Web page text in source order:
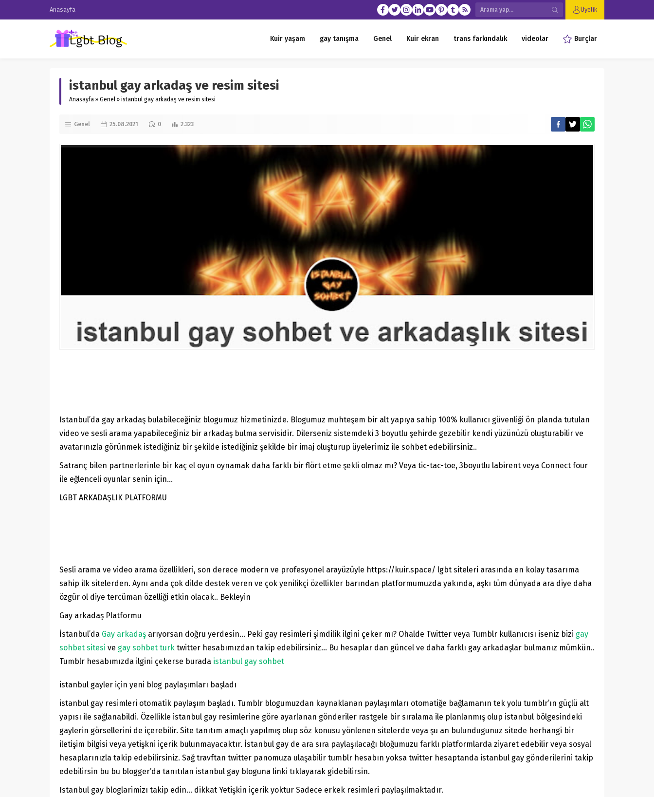
Anasayfa Üyelik
Kuir yaşam gay tanışma Genel Kuir ekran trans farkındalık videolar Burçlar
istanbul gay arkadaş ve resim sitesi
Anasayfa » Genel » istanbul gay arkadaş ve resim sitesi
Genel 25.08.2021 0 2.323
Istanbul’da gay arkadaş bulabileceğiniz blogumuz hizmetinizde. Blogumuz muhteşem bir alt yapıya sahip 100% kullanıcı güvenliği ön planda tutulan
video ve sesli arama yapabileceğiniz bir arkadaş bulma servisidir. Dilerseniz sistemdeki 3 boyutlu şehirde gezebilir kendi yüzünüzü oluşturabilir ve
avatarınızla görünmek istediğiniz bir şekilde istediğiniz şekilde bir imaj oluşturup üyelerimiz ile sohbet edebilirsiniz..
Satranç bilen partnerlerinle bir kaç el oyun oynamak daha farklı bir flört etme şekli olmaz mı? Veya tic-tac-toe, 3boyutlu labirent veya Connect four
ile eğlenceli oyunlar senin için…
LGBT ARKADAŞLIK PLATFORMU
Sesli arama ve video arama özellikleri, son derece modern ve profesyonel arayüzüyle https://kuir.space/ lgbt siteleri arasında en kolay tasarıma
sahip ilk sitelerden. Aynı anda çok dilde destek veren ve çok yenilikçi özellikler barından platformumuzda yakında, aşkı tüm dünyada ara diye daha
özgür ol diye tercüman özelliği etkin olacak.. Bekleyin
Gay arkadaş Platformu
İstanbul’da Gay arkadaş arıyorsan doğru yerdesin… Peki gay resimleri şimdilik ilgini çeker mı? Ohalde Twitter veya Tumblr kullanıcısı iseniz bizi gay
sohbet sitesi ve gay sohbet turk twitter hesabımızdan takip edebilirsiniz… Bu hesaplar dan güncel ve daha farklı gay arkadaşlar bulmanız mümkün..
Tumblr hesabımızda ilgini çekerse burada istanbul gay sohbet
istanbul gayler için yeni blog paylaşımları başladı
istanbul gay resimleri otomatik paylaşım başladı. Tumblr blogumuzdan kaynaklanan paylaşımları otomatiğe bağlamanın tek yolu tumblr’ın güçlü alt
yapısı ile sağlanabildi. Özellikle istanbul gay resimlerine göre ayarlanan gönderiler rastgele bir sıralama ile planlanmış olup istanbul bölgesindeki
gaylerin görsellerini de içerebilir. Site tanıtım amaçlı yapılmış olup söz konusu yönlenen sitelerde veya şu an bulundugunuz sitede herhangi bir
iletişim bilgisi veya yetişkni içerik bulunmayacaktır. İstanbul gay de ara sıra paylaşılacağı bloğumuzu farklı platformlarda ziyaret edebilir veya sosyal
hesaplarınızla takip edebilirsiniz. Sağ travftan twitter panomuza ulaşabilir tumblr hesabın yoksa twitter hesaptanda istanbul gay gönderilerini takip
edebilirsin bu bu blogger’da tanıtılan istanbul gay bloguna linki tıklayarak gidebilirsin.
Istanbul gay bloglarimizı takip edin… dikkat Yetişkin içerik yoktur Sadece erkek resimleri paylaşılmaktadır.